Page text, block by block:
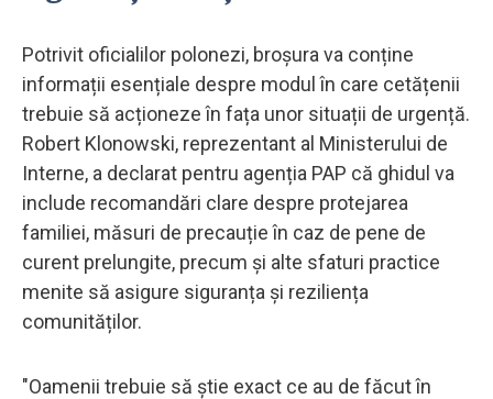
Potrivit oficialilor polonezi, broșura va conține
informații esențiale despre modul în care cetățenii
trebuie să acționeze în fața unor situații de urgență.
Robert Klonowski, reprezentant al Ministerului de
Interne, a declarat pentru agenția PAP că ghidul va
include recomandări clare despre protejarea
familiei, măsuri de precauție în caz de pene de
curent prelungite, precum și alte sfaturi practice
menite să asigure siguranța și reziliența
comunităților.
"Oamenii trebuie să știe exact ce au de făcut în